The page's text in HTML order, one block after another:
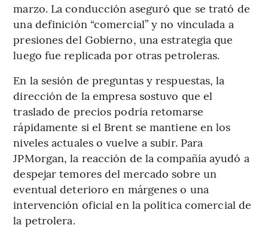
marzo. La conducción aseguró que se trató de
una definición “comercial” y no vinculada a
presiones del Gobierno, una estrategia que
luego fue replicada por otras petroleras.
En la sesión de preguntas y respuestas, la
dirección de la empresa sostuvo que el
traslado de precios podría retomarse
rápidamente si el Brent se mantiene en los
niveles actuales o vuelve a subir. Para
JPMorgan, la reacción de la compañía ayudó a
despejar temores del mercado sobre un
eventual deterioro en márgenes o una
intervención oficial en la política comercial de
la petrolera.